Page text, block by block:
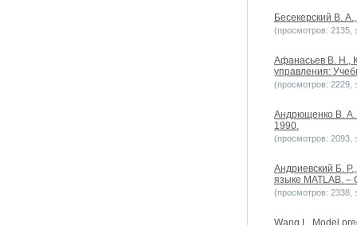
Бесекерский В.
(просмотров: 2135,
Афанасьев В. Н.,
управления:
(просмотров: 2229,
Андрющенко В. А.
1990.
(просмотров: 2093,
Андриевский Б.
языке MATLAB.
(просмотров: 2338,
Wang L. Model